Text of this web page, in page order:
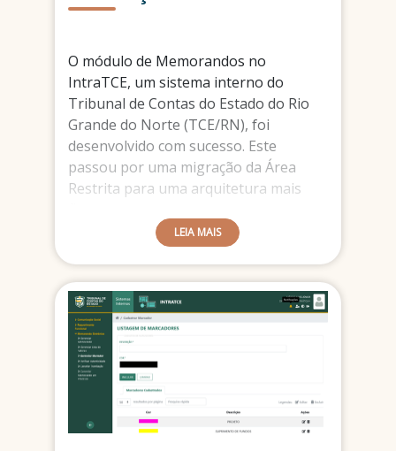
O módulo de Memorandos no
IntraTCE, um sistema interno do
Tribunal de Contas do Estado do Rio
Grande do Norte (TCE/RN), foi
desenvolvido com sucesso. Este
passou por uma migração da Área
Restrita para uma arquitetura mais
tecnologias atuais. O módulo engloba
diversas funcionalidades, incluindo o
setores, marcadores, verificação de
autenticidade, cancelamento de
tramitações e conversão de
memorandos em processos. Na área
de gerenciar memorandos, abas foram
incorporadas para classificar os
memorandos em categorias como
LEIA MAIS